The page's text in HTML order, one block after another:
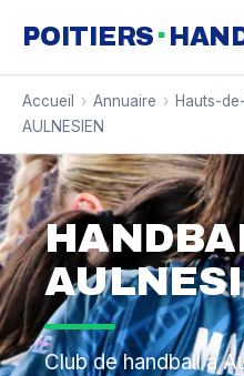
POITIERS ·
Accueil › Annuaire › Hauts-
AULNESIEN
Club de handball à